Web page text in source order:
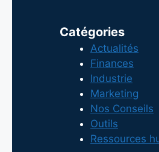
Catégories
Actualités
Finances
Industrie
Marketing
Nos Conseils
Outils
Ressources